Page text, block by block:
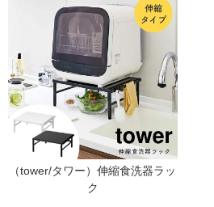
（tower/タワー）伸縮食洗器ラッ
ク